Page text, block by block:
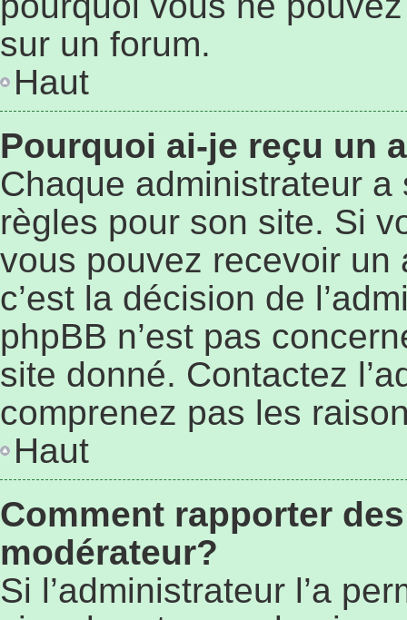
sur un forum.
Haut
Pourquoi ai-je reçu un
Chaque administrateur
règles pour son site. Si
vous pouvez recevoir un
c’est la décision de
phpBB n’est pas
site donné. Contactez
comprenez pas les
Haut
Comment rapporter
modérateur?
Si l’administrateur l’a